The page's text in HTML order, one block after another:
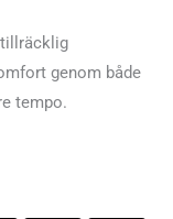
genom både
tempo.